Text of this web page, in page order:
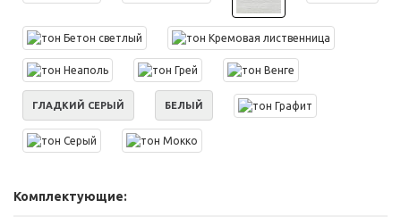
ГЛАДКИЙ СЕРЫЙ БЕЛЫЙ
Комплектующие: